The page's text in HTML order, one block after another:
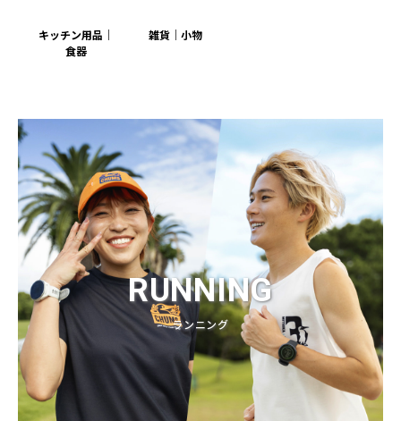
キッチン用品｜
食器
雑貨｜小物
RUNNING
ランニング